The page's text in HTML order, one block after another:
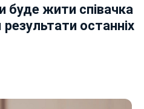
буде жити співачка
останніх